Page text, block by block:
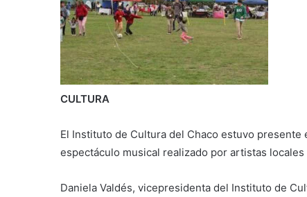
CULTURA
El Instituto de Cultura del Chaco estuvo
espectáculo musical realizado por artistas locales
Daniela Valdés, vicepresidenta del Instituto de